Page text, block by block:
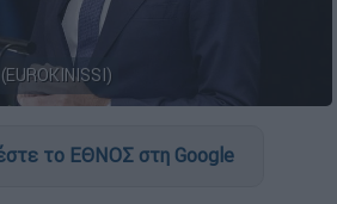
το ΕΘΝΟΣ στη Google